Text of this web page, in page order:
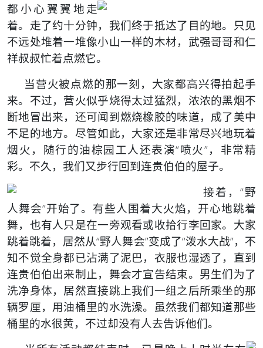
都小心翼翼地走
着。走了约十分钟，我们终于抵达了目的地。只见
不远处堆着一堆像小山一样的木材，武强哥哥和仁
祥叔叔忙着点燃它。
当营火被点燃的那一刻，大家都高兴得拍起手
来。不过，营火似乎烧得太过猛烈，浓浓的黑烟不
断地冒出来，还可闻到燃烧橡胶的味道，成了美中
不足的地方。尽管如此，大家还是非常尽兴地玩着
烟火，随行的油棕园工人还表演“喷火”，非常精
彩。不久，我们又步行回到连贵伯伯的屋子。
接着，“野
人舞会”开始了。有些人围着大火焰，开心地跳着
舞，也有人只是在一旁观看或收拾行李回家。大家
跳着跳着，居然从“野人舞会”变成了“泼水大战”，不
知不觉全身都已沾满了泥巴，衣服也湿透了，直到
连贵伯伯出来制止，舞会才宣告结束。男生们为了
洗净身体，居然直接跳上我们一组之后所乘坐的那
辆罗厘，用油桶里的水洗澡。虽然我们都知道那些
桶里的水很黄，不过却没有人去告诉他们。